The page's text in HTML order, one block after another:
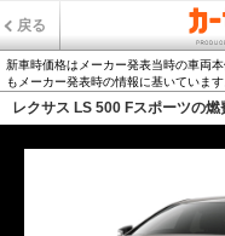
戻る
新車時価格はメーカー発表当時の車両
もメーカー発表時の情報に基いています
レクサス LS 500 Fスポーツの燃